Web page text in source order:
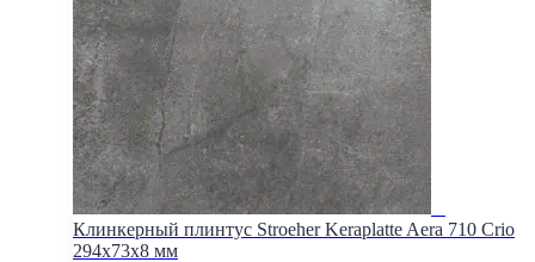
Клинкерный плинтус Stroeher Keraplatte Aera 710 Crio
294х73х8 мм